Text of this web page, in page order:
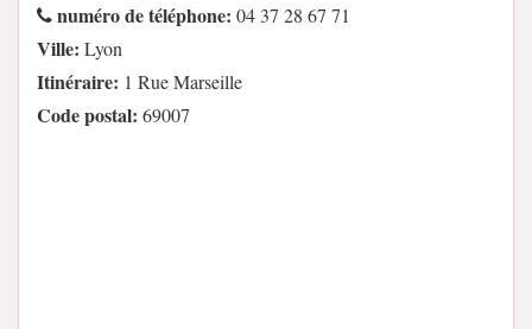
numéro de téléphone: 04 37 28 67 71
Ville: Lyon
Itinéraire: 1 Rue Marseille
Code postal: 69007